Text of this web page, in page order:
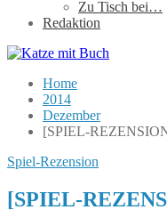
Zu Tisch bei…
Redaktion
Home
2014
Dezember
[SPIEL-
Spiel-Rezension
[SPIEL-